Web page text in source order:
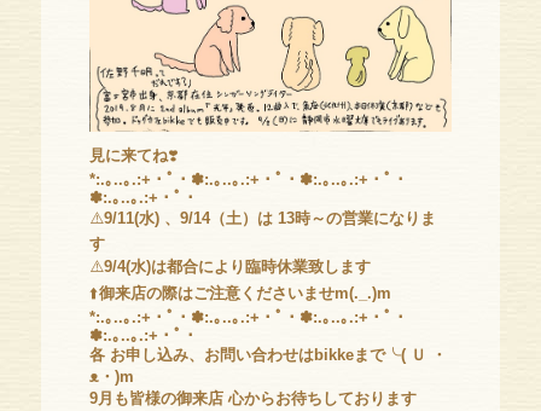
見に来てね❣️
*:.｡..｡.:+・ﾟ・✽:.｡..｡.:+・ﾟ・✽:.｡..｡.:+・ﾟ・
✽:.｡..｡.:+・ﾟ・
⚠️9/11(水) 、9/14（土）は 13時～の営業になりま
す
⚠️9/4(水)は都合により臨時休業致します
⬆️御来店の際はご注意くださいませm(._.)m
*:.｡..｡.:+・ﾟ・✽:.｡..｡.:+・ﾟ・✽:.｡..｡.:+・ﾟ・
✽:.｡..｡.:+・ﾟ・
各 お申し込み、お問い合わせはbikkeまで╰( Ｕ ・
ᴥ・)m
9月も皆様の御来店 心からお待ちしております